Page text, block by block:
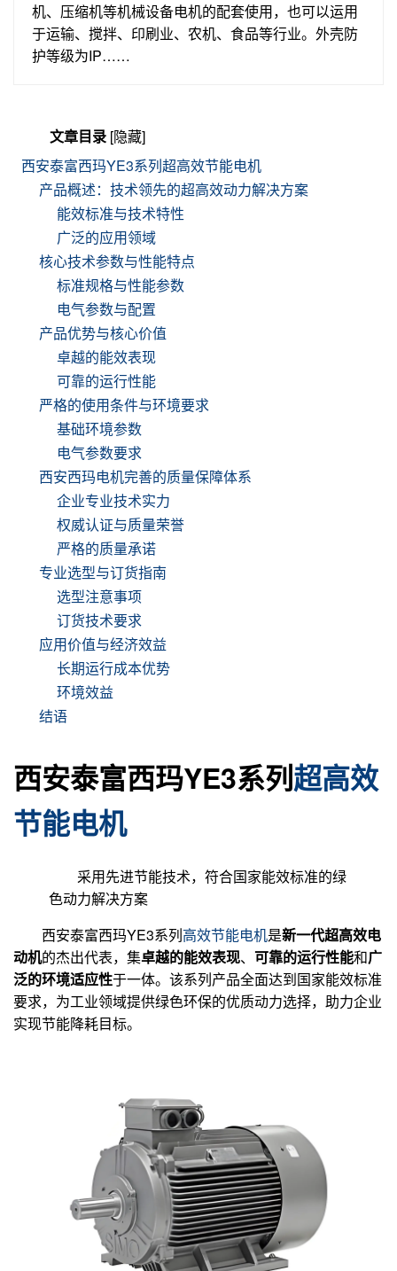
机、压缩机等机械设备电机的配套使用，也可以运用
于运输、搅拌、印刷业、农机、食品等行业。外壳防
护等级为IP……
文章目录 [隐藏]
西安泰富西玛YE3系列超高效节能电机
产品概述：技术领先的超高效动力解决方案
能效标准与技术特性
广泛的应用领域
核心技术参数与性能特点
标准规格与性能参数
电气参数与配置
产品优势与核心价值
卓越的能效表现
可靠的运行性能
严格的使用条件与环境要求
基础环境参数
电气参数要求
西安西玛电机完善的质量保障体系
企业专业技术实力
权威认证与质量荣誉
严格的质量承诺
专业选型与订货指南
选型注意事项
订货技术要求
应用价值与经济效益
长期运行成本优势
环境效益
结语
西安泰富西玛YE3系列超高效
节能电机
采用先进节能技术，符合国家能效标准的绿
色动力解决方案
西安泰富西玛YE3系列高效节能电机是新一代超高效电
动机的杰出代表，集卓越的能效表现、 可靠的运行性能和广
泛的环境适应性于一体。该系列产品全面达到国家能效标准
要求，为工业领域提供绿色环保的优质动力选择，助力企业
实现节能降耗目标。